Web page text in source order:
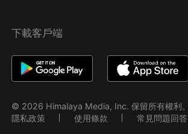
下載客戶端
© 2026 Himalaya Media, Inc. 保留所有權利。
隱私政策
使用條款 常見問題回答